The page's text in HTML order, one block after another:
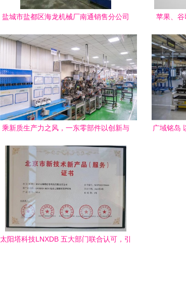
盐城市盐都区海龙机械厂南通销售分公司
苹果、
乘新质生产力之风，一东零部件以创新与
广域铭岛
太阳塔科技LNXDB 五大部门联合认可，引